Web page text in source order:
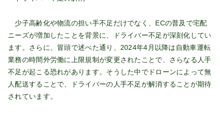
少子高齢化や物流の担い手不足だけでなく、ECの普及で宅配
ニーズが増加したことを背景に、ドライバー不足が深刻化してい
ます。さらに、冒頭で述べた通り、2024年4月以降は自動車運転
業務の時間外労働に上限規制が変更されたことで、さらなる人手
不足が起こる恐れがあります。そうした中でドローンによって無
人配送することで、ドライバーの人手不足が解消することが期待
されています。